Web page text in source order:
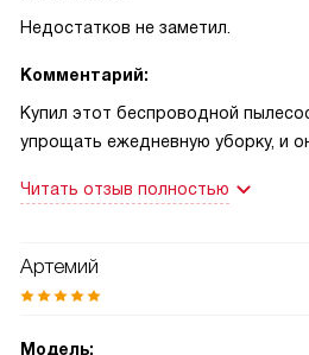
Недостатков не заметил.
Комментарий:
Купил этот беспроводной
упрощать ежедневную уборку, и
всем комнатам без перестановки
подзарядку — перестал
Нравится, что есть настенный
Читать отзыв полностью
Артемий
Модель: